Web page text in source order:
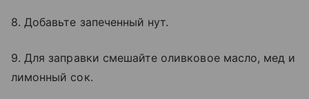
8. Добавьте запеченный нут.
9. Для заправки смешайте оливковое масло, мед и
лимонный сок.